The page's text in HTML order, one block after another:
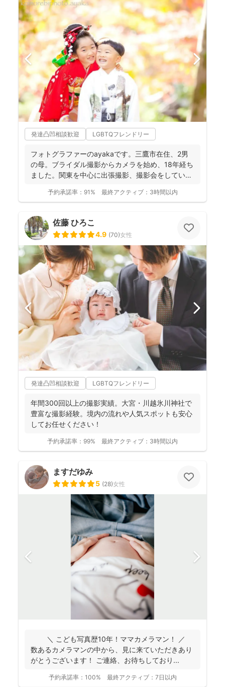
発達凸凹相談歓迎 LGBTQフレンドリー
フォトグラファーのayakaです。三鷹市在住、2男
の母。ブライダル撮影からカメラを始め、18年経ち
ました。関東を中心に出張撮影、撮影会をしていま
予約承諾率： 91% 最終アクティブ： 3時間以内
佐藤 ひろこ
4.9 (70)女性
発達凸凹相談歓迎 LGBTQフレンドリー
年間300回以上の撮影実績。大宮・川越氷川神社で
豊富な撮影経験。境内の流れや人気スポットも安心
してお任せください！
予約承諾率： 99% 最終アクティブ： 3時間以内
ますだゆみ
5 (28)女性
＼ こども写真歴10年！ママカメラマン！ ／
数あるカメラマンの中から、見に来ていただきあり
がとうございます！ ご連絡、お待ちしており...
予約承諾率： 100% 最終アクティブ： 7日以内